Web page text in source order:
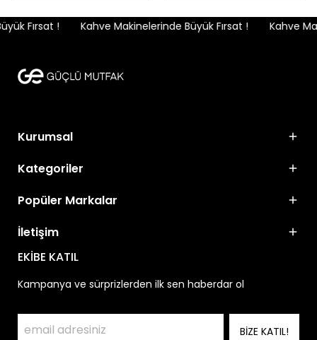
Fırsat ! Kahve Makinelerinde Büyük Fırsat ! Kahve
Kurumsal
Kategoriler
Popüler Markalar
İletişim
EKİBE KATIL
Kampanya ve sürprizlerden ilk sen haberdar ol
BİZE KATIL!